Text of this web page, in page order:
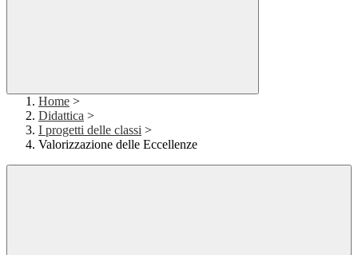
Home >
Didattica >
I progetti delle classi >
Valorizzazione delle Eccellenze